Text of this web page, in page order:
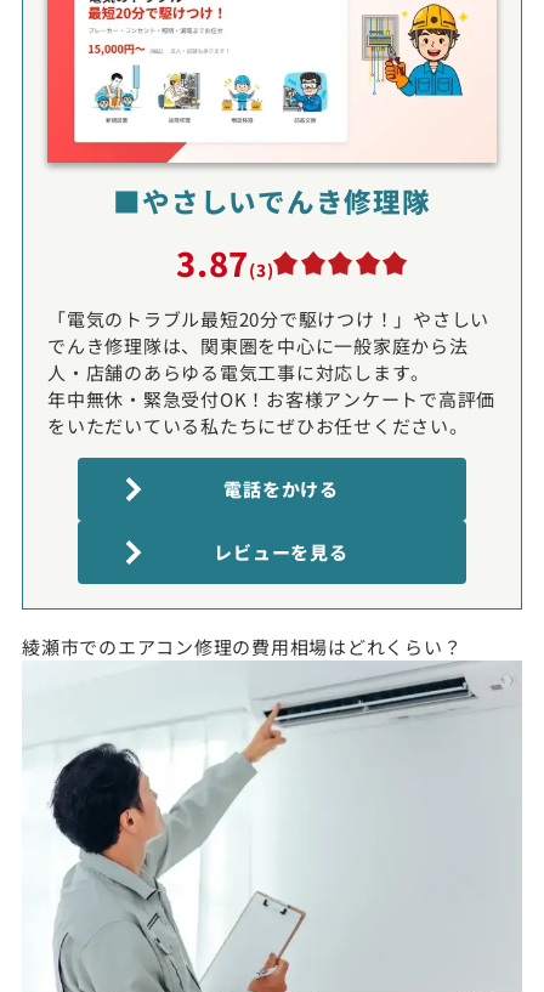
■やさしいでんき修理隊
3.87(3)
「電気のトラブル最短20分で駆けつけ！」やさしい
でんき修理隊は、関東圏を中心に一般家庭から法
人・店舗のあらゆる電気工事に対応します。
年中無休・緊急受付OK！お客様アンケートで高評価
をいただいている私たちにぜひお任せください。
電話をかける
レビューを見る
綾瀬市でのエアコン修理の費用相場はどれくらい？